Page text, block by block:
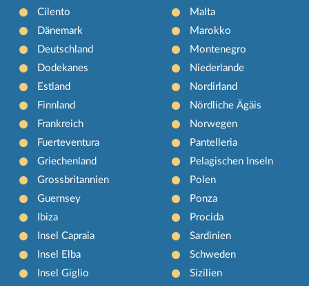
Cilento
Dänemark
Deutschland
Dodekanes
Estland
Finnland
Frankreich
Fuerteventura
Griechenland
Grossbritannien
Guernsey
Ibiza
Insel Capraia
Insel Elba
Insel Giglio
Malta
Marokko
Montenegro
Niederlande
Nordirland
Nördliche Ägäis
Norwegen
Pantelleria
Pelagischen Inseln
Polen
Ponza
Procida
Sardinien
Schweden
Sizilien